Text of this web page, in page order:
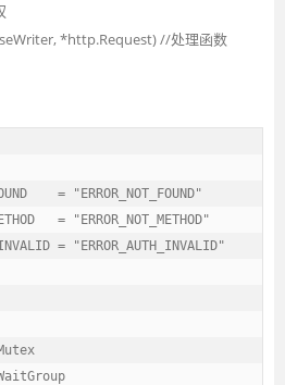
*http.Request) //处理函数
= "ERROR_NOT_FOUND"
= "ERROR_NOT_METHOD"
= "ERROR_AUTH_INVALID"